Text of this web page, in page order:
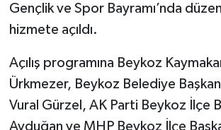
Gençlik ve Spor Bayramı’nda
hizmete açıldı.
Açılış programına Beykoz
Ürkmezer, Beykoz Belediye
Vural Gürzel, AK Parti Beykoz İlçe
Ayduğan ve MHP Beykoz İlçe